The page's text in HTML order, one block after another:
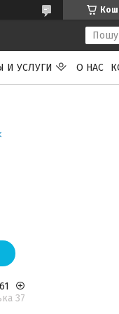
И УСЛУГИ О НАС
37